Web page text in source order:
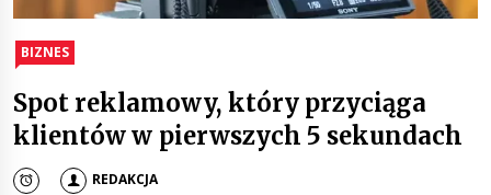
BIZNES
Spot reklamowy, który przyciąga
klientów w pierwszych 5 sekundach
REDAKCJA